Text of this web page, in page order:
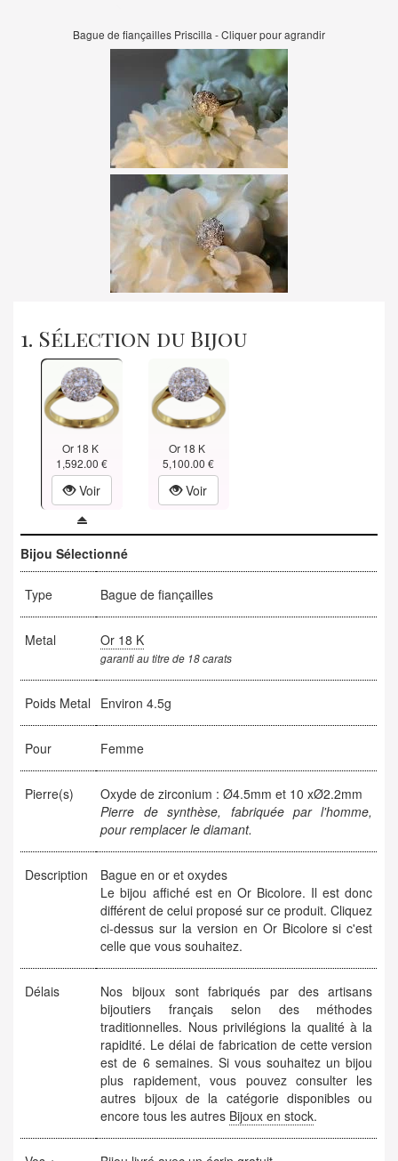
Bague de fiançailles Priscilla - Cliquer pour agrandir
1. Sélection du Bijou
Or 18 K
1,592.00 €
Voir
Or 18 K
5,100.00 €
Voir
Bijou Sélectionné
Type Bague de fiançailles
Metal Or 18 K
garanti au titre de 18 carats
Poids Metal Environ 4.5g
Pour Femme
Pierre(s)
Oxyde de zirconium : Ø4.5mm et 10 xØ2.2mm
Pierre de synthèse, fabriquée par l'homme,
pour remplacer le diamant.
Description
Bague en or et oxydes
Le bijou affiché est en Or Bicolore. Il est donc
différent de celui proposé sur ce produit. Cliquez
ci-dessus sur la version en Or Bicolore si c'est
celle que vous souhaitez.
Délais
Nos bijoux sont fabriqués par des artisans
bijoutiers français selon des méthodes
traditionnelles. Nous privilégions la qualité à la
rapidité. Le délai de fabrication de cette version
est de 6 semaines. Si vous souhaitez un bijou
plus rapidement, vous pouvez consulter les
autres bijoux de la catégorie disponibles ou
encore tous les autres Bijoux en stock.